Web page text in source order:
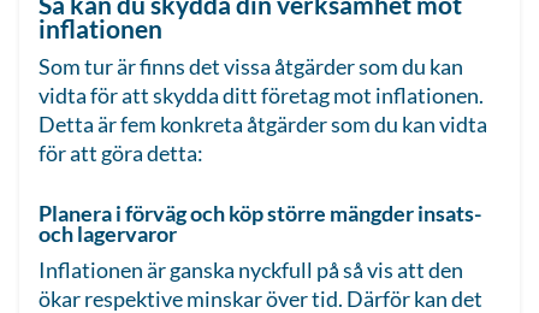
inflationen
Som tur är finns det vissa åtgärder som du kan
vidta för att skydda ditt företag mot inflationen.
Detta är fem konkreta åtgärder som du kan vidta
för att göra detta:
Planera i förväg och köp större mängder insats-
och lagervaror
Inflationen är ganska nyckfull på så vis att den
ökar respektive minskar över tid. Därför kan det